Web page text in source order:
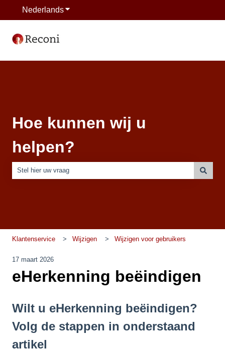
NederlandsSubmenu tonen voor vertalingen
Hoe kunnen wij u
helpen?
Klantenservice Wijzigen Wijzigen voor gebruikers
17 maart 2026
eHerkenning beëindigen
Wilt u eHerkenning beëindigen?
Volg de stappen in onderstaand
artikel